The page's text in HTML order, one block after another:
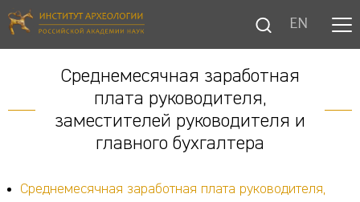
EN
Среднемесячная заработная
плата руководителя,
заместителей руководителя и
главного бухгалтера
Среднемесячная заработная плата руководителя,